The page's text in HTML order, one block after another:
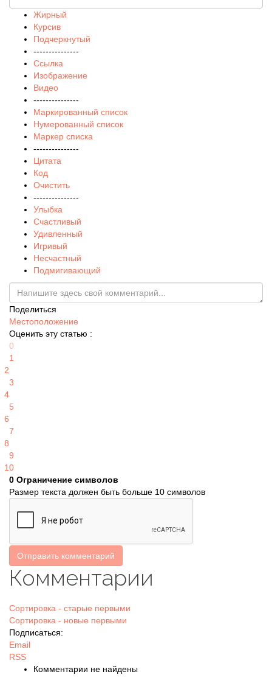
Жирный
Курсив
Подчеркнутый
---------------
Ссылка
Изображение
Видео
---------------
Маркированный список
Нумерованный список
Маркер списка
---------------
Цитата
Код
Очистить
---------------
Улыбка
Счастливый
Удивленный
Игривый
Несчастный
Подмигивающий
Поделиться
Местоположение
Оценить эту статью :
0
1
2
3
4
5
6
7
8
9
10
0 Ограничение символов
Размер текста должен быть больше 10 символов
Отправить комментарий
Комментарии
Сортировка - старые первыми
Сортировка - новые первыми
Подписаться:
Email
RSS
Комментарии не найдены